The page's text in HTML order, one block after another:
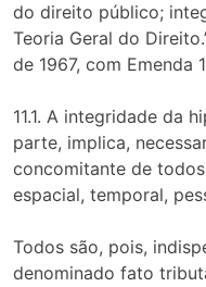
do direito público;
Teoria Geral do
de 1967, com Emenda
11.1. A integridade da
parte, implica,
concomitante de
espacial, temporal,
Todos são, pois,
denominado fato